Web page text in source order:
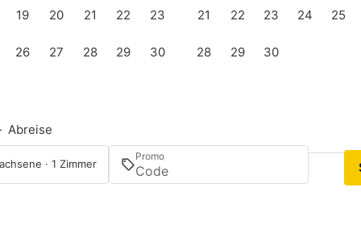
19 20 21 22 23
26 27 28 29 30
21 22 23 24 25
28 29 30
Abreise
· 1 Zimmer
Promo